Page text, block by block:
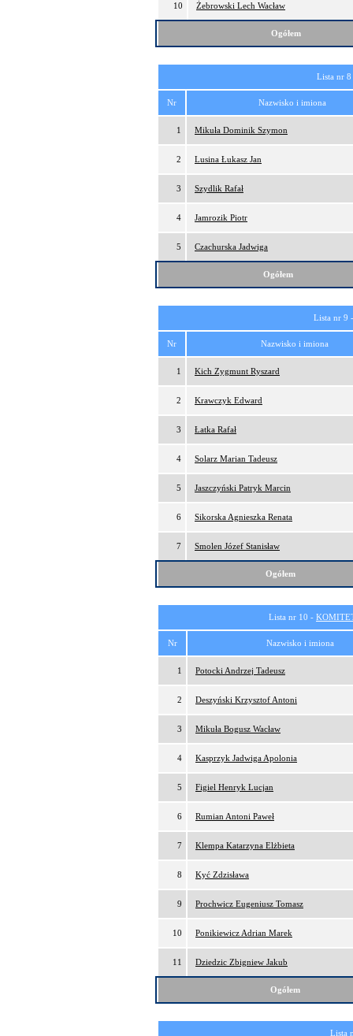
10 Żebrowski Lech Wacław
Ogółem
Lista nr
Nr Nazwisko i imiona
1 Mikuła Dominik Szymon
2 Lusina Łukasz Jan
3 Szydlik Rafał
4 Jamrozik Piotr
5 Czachurska Jadwiga
Ogółem
Lista nr 9
Nr Nazwisko i imiona
1 Kich Zygmunt Ryszard
2 Krawczyk Edward
3 Łatka Rafał
4 Solarz Marian Tadeusz
5 Jaszczyński Patryk Marcin
6 Sikorska Agnieszka Renata
7 Smolen Józef Stanisław
Ogółem
Lista nr 10 -
Nr Nazwisko i imiona
1 Potocki Andrzej Tadeusz
2 Deszyński Krzysztof Antoni
3 Mikuła Bogusz Wacław
4 Kasprzyk Jadwiga Apolonia
5 Figiel Henryk Lucjan
6 Rumian Antoni Paweł
7 Klempa Katarzyna Elżbieta
8 Kyć Zdzisława
9 Prochwicz Eugeniusz Tomasz
10 Ponikiewicz Adrian Marek
11 Dziedzic Zbigniew Jakub
Ogółem
Lista